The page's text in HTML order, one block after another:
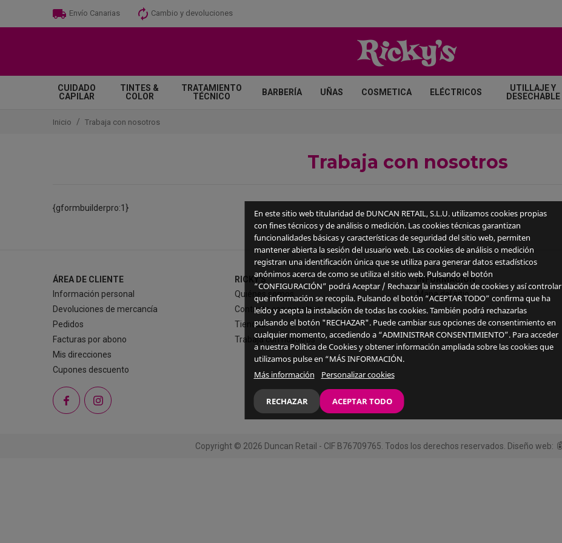
Envío Canarias Cambio y devoluciones
CUIDADO
CAPILAR
TINTES &
COLOR
TRATAMIENTO
TÉCNICO
BARBERÍA UÑAS COSMETICA ELÉCTRICOS
UTILLAJE Y
DESECHABLE
Inicio Trabaja con nosotros
Trabaja con nosotros
{gformbuilderpro:1}
INFORMACIÓN
Mapa del sitio
RICKY'S
Quiénes somos
Contacte con nosotros
Tiendas
Trabaja con nosotros
ÁREA DE CLIENTE
Información personal
Devoluciones de mercancía
Pedidos
Facturas por abono
Mis direcciones
Cupones descuento
Facebook
En este sitio web titularidad de DUNCAN RETAIL, S.L.U. utilizamos cookies propias
con fines técnicos y de análisis o medición. Las cookies técnicas garantizan
funcionalidades básicas y características de seguridad del sitio web, permiten
mantener abierta la sesión del usuario web. Las cookies de análisis o medición
registran una identificación única que se utiliza para generar datos estadísticos
anónimos acerca de como se utiliza el sitio web. Pulsando el botón
“CONFIGURACIÓN” podrá Aceptar / Rechazar la instalación de cookies y así controlar
que información se recopila. Pulsando el botón “ACEPTAR TODO” confirma que ha
leído y acepta la instalación de todas las cookies. También podrá rechazarlas
pulsando el botón "RECHAZAR". Puede cambiar sus opciones de consentimiento en
cualquier momento, accediendo a “ADMINISTRAR CONSENTIMIENTO”. Para acceder
a nuestra Política de Cookies y obtener información ampliada sobre las cookies que
utilizamos pulse en “MÁS INFORMACIÓN.
Más información
Personalizar cookies
RECHAZAR ACEPTAR TODO
Copyright © 2026 Duncan Retail - CIF B76709765. Todos los derechos reservados. Diseño web: